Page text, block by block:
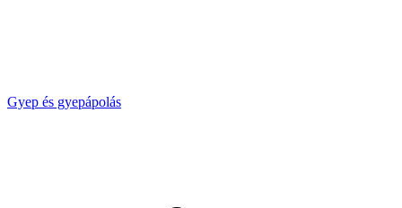
Gyep és gyepápolás